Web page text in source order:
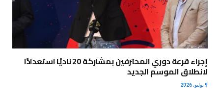
إجراء قرعة دوري المحترفين بمشاركة 20 ناديًا استعدادًا
لانطلاق الموسم الجديد
9 يوليو، 2026